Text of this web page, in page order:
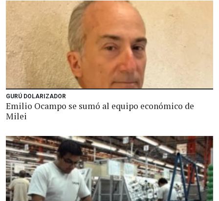
GURÚ DOLARIZADOR
Emilio Ocampo se sumó al equipo económico de
Milei